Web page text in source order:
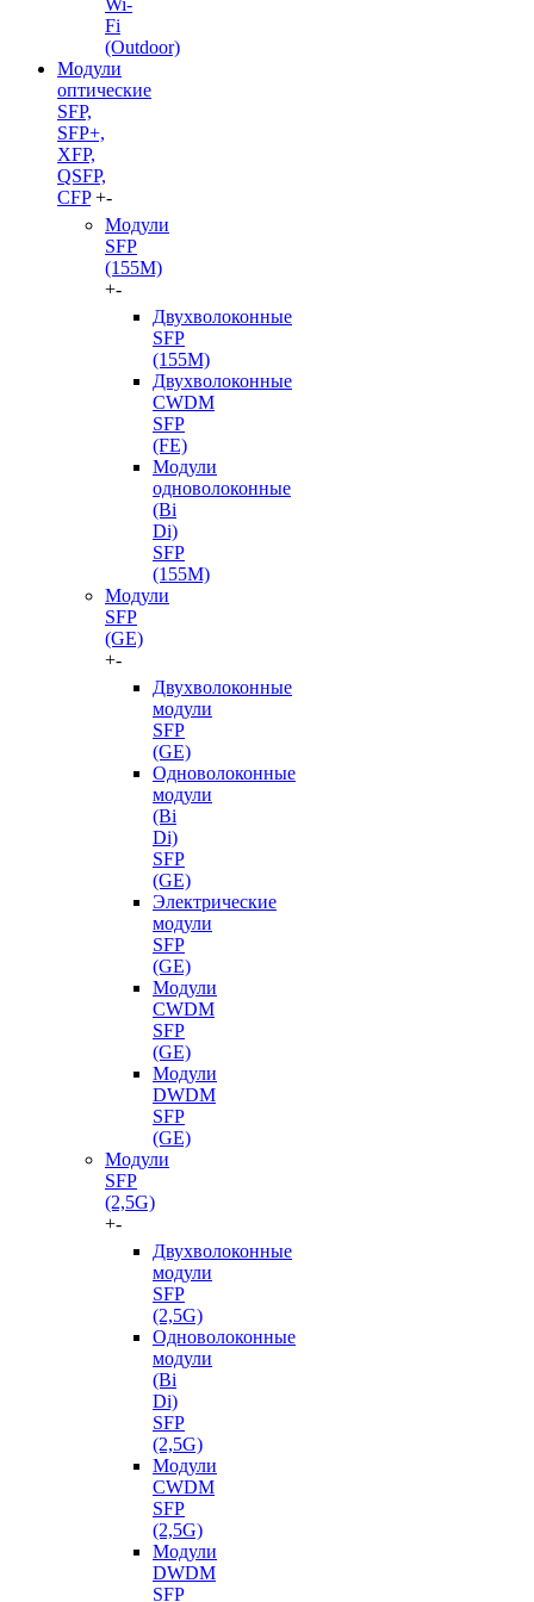
Wi-
Fi
(Outdoor)
Модули
оптические
SFP,
SFP+,
XFP,
QSFP,
CFP +-
Модули
SFP
(155M)
+-
Двухволоконные
SFP
(155M)
Двухволоконные
CWDM
SFP
(FE)
Модули
одноволоконные
(Bi
Di)
SFP
(155M)
Модули
SFP
(GE)
+-
Двухволоконные
модули
SFP
(GE)
Одноволоконные
модули
(Bi
Di)
SFP
(GE)
Электрические
модули
SFP
(GE)
Модули
CWDM
SFP
(GE)
Модули
DWDM
SFP
(GE)
Модули
SFP
(2,5G)
+-
Двухволоконные
модули
SFP
(2,5G)
Одноволоконные
модули
(Bi
Di)
SFP
(2,5G)
Модули
CWDM
SFP
(2,5G)
Модули
DWDM
SFP